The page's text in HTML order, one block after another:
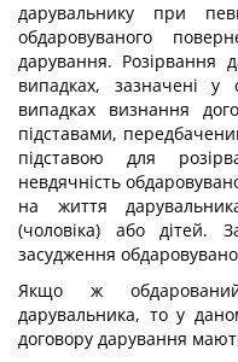
дарувальнику при
обдаровуваного
дарування. Розірвання
випадках, зазначені у
випадках визнання
підставами,
підставою для
невдячність
на життя
(чоловіка) або дітей.
засудження
Якщо ж
дарувальника, то у
договору дарування